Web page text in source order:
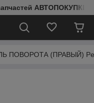
АВТОПОКУПКИ
ПОВОРОТА (ПРАВЫЙ)